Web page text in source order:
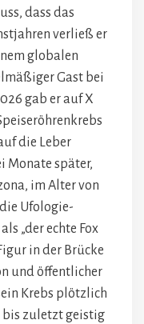
dass das
verließ er
globalen
Gast bei
gab er auf X
die Leber
Monate später,
im Alter von
Ufologie-
„der echte Fox
in der Brücke
und öffentlicher
Krebs plötzlich
bis zuletzt geistig